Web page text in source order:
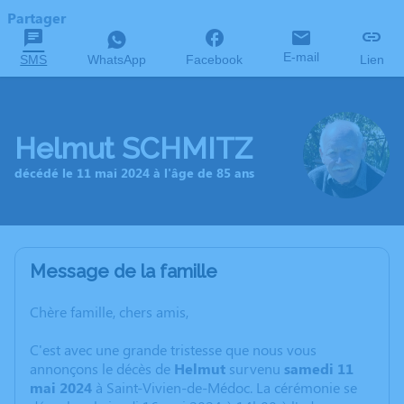
Partager
SMS WhatsApp Facebook E-mail Lien
Helmut SCHMITZ
décédé le 11 mai 2024 à l'âge de 85 ans
Message de la famille
Chère famille, chers amis,
C'est avec une grande tristesse que nous vous
annonçons le décès de Helmut survenu samedi 11
mai 2024 à Saint-Vivien-de-Médoc. La cérémonie se